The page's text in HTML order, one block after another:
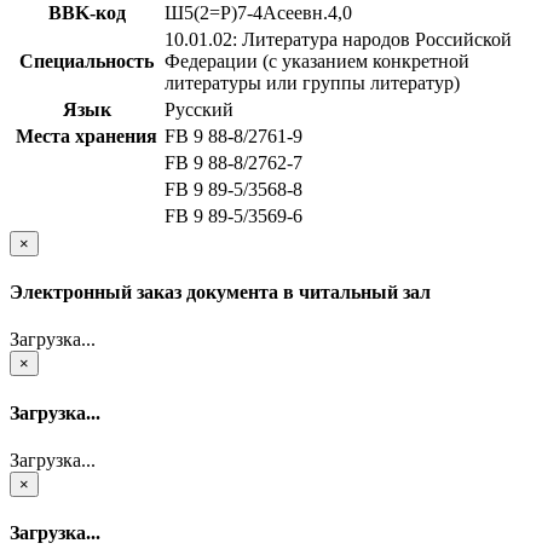
BBK-код
Ш5(2=Р)7-4Асеевн.4,0
Специальность
10.01.02: Литература народов Российской
Федерации (с указанием конкретной
литературы или группы литератур)
Язык
Русский
Места хранения FB 9 88-8/2761-9
FB 9 88-8/2762-7
FB 9 89-5/3568-8
FB 9 89-5/3569-6
×
Электронный заказ документа в читальный зал
Загрузка...
×
Загрузка...
Загрузка...
×
Загрузка...